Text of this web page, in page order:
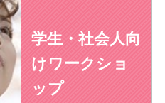
学生・社会人向
けワークショ
ップ